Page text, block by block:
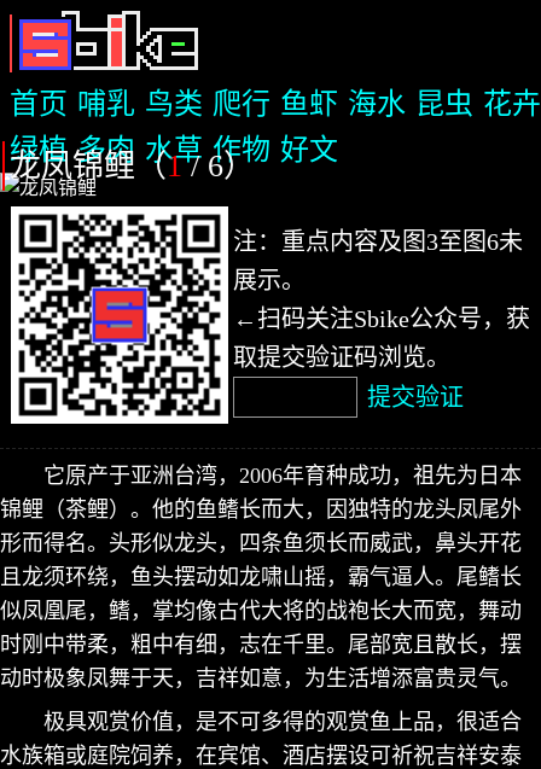
首页 哺乳 鸟类 爬行 鱼虾 海水 昆虫 花卉
绿植 多肉 水草 作物 好文
龙凤锦鲤（1/ 6）
注：重点内容及图3至图6未
展示。
←扫码关注Sbike公众号，获
取提交验证码浏览。
提交验证
它原产于亚洲台湾，2006年育种成功，祖先为日本
锦鲤（茶鲤）。他的鱼鳍长而大，因独特的龙头凤尾外
形而得名。头形似龙头，四条鱼须长而威武，鼻头开花
且龙须环绕，鱼头摆动如龙啸山摇，霸气逼人。尾鳍长
似凤凰尾，鳍，掌均像古代大将的战袍长大而宽，舞动
时刚中带柔，粗中有细，志在千里。尾部宽且散长，摆
动时极象凤舞于天，吉祥如意，为生活增添富贵灵气。
极具观赏价值，是不可多得的观赏鱼上品，很适合
水族箱或庭院饲养，在宾馆、酒店摆设可祈祝吉祥安泰